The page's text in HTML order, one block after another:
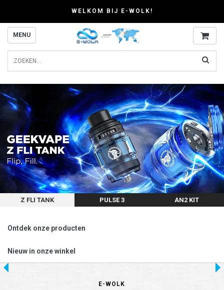
WELKOM BIJ E-WOLK!
MENU
Z FLI TANK PULSE 3 AN2 KIT
Ontdek onze producten
Nieuw in onze winkel
E-WOLK